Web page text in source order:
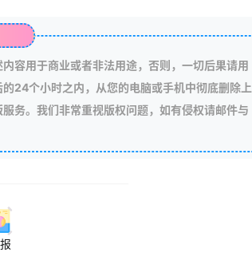
容用于商业或者非法用途，否则，一切后果请用
24个小时之内，从您的电脑或手机中彻底删除上
务。我们非常重视版权问题，如有侵权请邮件与